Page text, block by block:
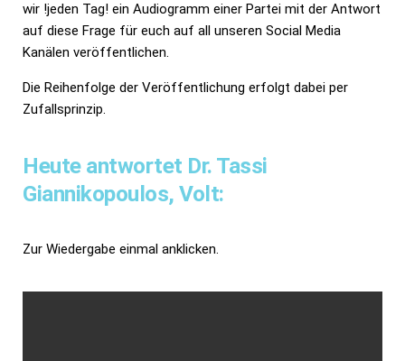
wir !jeden Tag! ein Audiogramm einer Partei mit der Antwort
auf diese Frage für euch auf all unseren Social Media
Kanälen veröffentlichen.
Die Reihenfolge der Veröffentlichung erfolgt dabei per
Zufallsprinzip.
Heute antwortet Dr. Tassi
Giannikopoulos, Volt:
Zur Wiedergabe einmal anklicken.